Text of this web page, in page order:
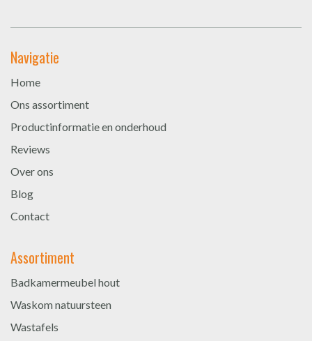
Navigatie
Home
Ons assortiment
Productinformatie en onderhoud
Reviews
Over ons
Blog
Contact
Assortiment
Badkamermeubel hout
Waskom natuursteen
Wastafels